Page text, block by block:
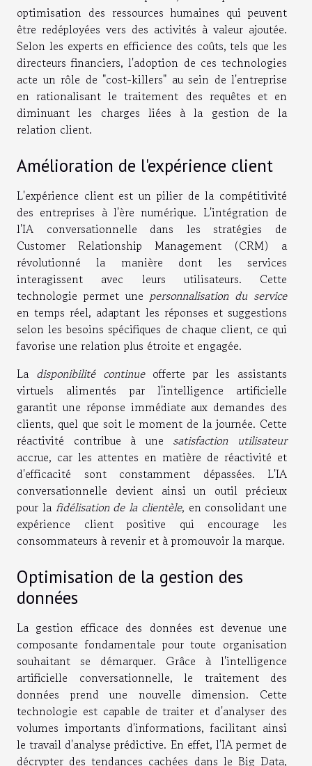
optimisation des ressources humaines qui peuvent
être redéployées vers des activités à valeur ajoutée.
Selon les experts en efficience des coûts, tels que les
directeurs financiers, l'adoption de ces technologies
acte un rôle de "cost-killers" au sein de l'entreprise
en rationalisant le traitement des requêtes et en
diminuant les charges liées à la gestion de la
relation client.
Amélioration de l'expérience client
L'expérience client est un pilier de la compétitivité
des entreprises à l'ère numérique. L'intégration de
l'IA conversationnelle dans les stratégies de
Customer Relationship Management (CRM) a
révolutionné la manière dont les services
interagissent avec leurs utilisateurs. Cette
technologie permet une personnalisation du service
en temps réel, adaptant les réponses et suggestions
selon les besoins spécifiques de chaque client, ce qui
favorise une relation plus étroite et engagée.
La disponibilité continueofferte par les assistants
virtuels alimentés par l'intelligence artificielle
garantit une réponse immédiate aux demandes des
clients, quel que soit le moment de la journée. Cette
réactivité contribue à une satisfaction utilisateur
accrue, car les attentes en matière de réactivité et
d'efficacité sont constamment dépassées. L'IA
conversationnelle devient ainsi un outil précieux
pour la fidélisation de la clientèle, en consolidant une
expérience client positive qui encourage les
consommateurs à revenir et à promouvoir la marque.
Optimisation de la gestion des
données
La gestion efficace des données est devenue une
composante fondamentale pour toute organisation
souhaitant se démarquer. Grâce à l'intelligence
artificielle conversationnelle, le traitement des
données prend une nouvelle dimension. Cette
technologie est capable de traiter et d'analyser des
volumes importants d'informations, facilitant ainsi
le travail d'analyse prédictive. En effet, l'IA permet de
décrypter des tendances cachées dans le Big Data,